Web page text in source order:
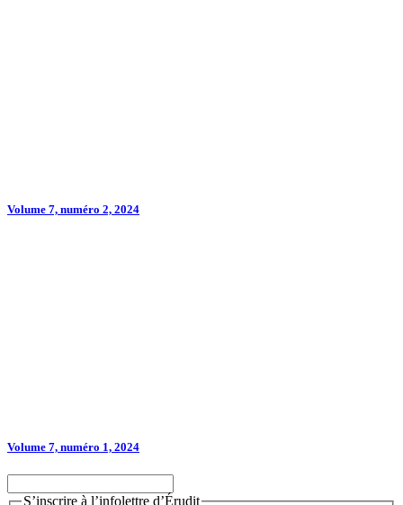
Volume 7, numéro 2, 2024
Volume 7, numéro 1, 2024
S’inscrire à l’infolettre d’Érudit